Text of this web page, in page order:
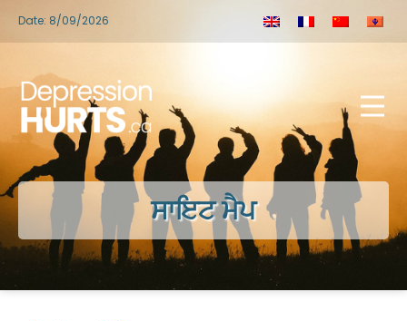
Date: 8/09/2026
ਸਾਇਟ ਮੈਪ